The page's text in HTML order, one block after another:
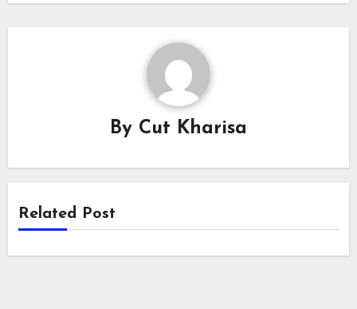
By Cut Kharisa
Related Post